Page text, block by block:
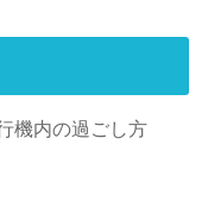
機内の過ごし方